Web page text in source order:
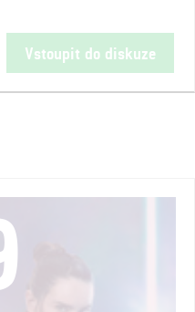
Vstoupit do diskuze